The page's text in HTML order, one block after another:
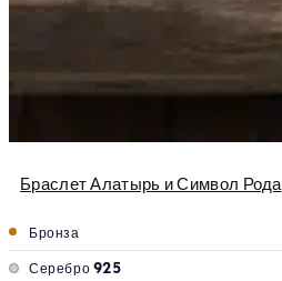
Браслет Алатырь и Символ Рода
Бронза
Серебро 925